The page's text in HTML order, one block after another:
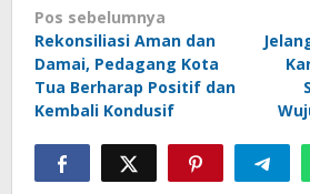
Navigasi
pos
Pos sebelumnya
Rekonsiliasi Aman dan
Damai, Pedagang Kota
Tua Berharap Positif dan
Kembali Kondusif